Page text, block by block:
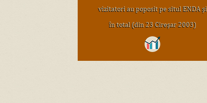
vizitatori au poposit pe situl ENDA şi
în total (din 23 Cireşar 2003)